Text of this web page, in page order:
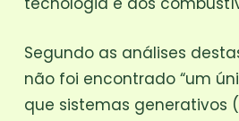
Segundo as análises
não foi encontrado “um
que sistemas generativos